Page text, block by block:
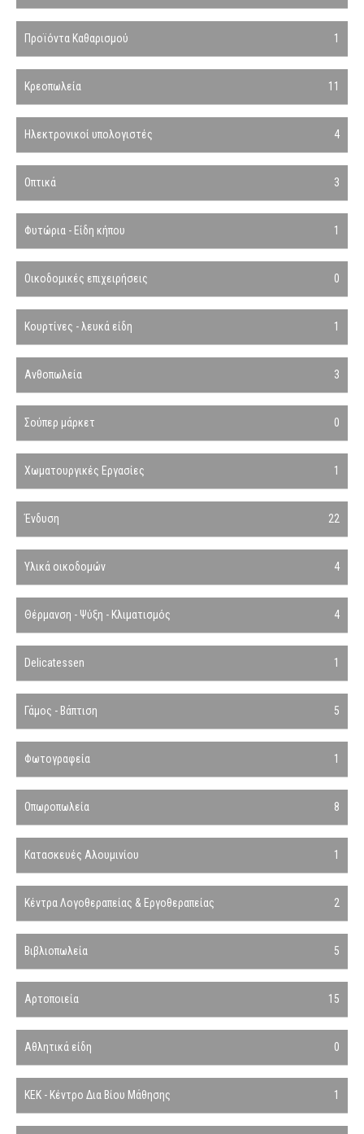
Προϊόντα Καθαρισμού 1
Κρεοπωλεία 11
Ηλεκτρονικοί υπολογιστές 4
Οπτικά 3
Φυτώρια - Είδη κήπου 1
Οικοδομικές επιχειρήσεις 0
Κουρτίνες - λευκά είδη 1
Ανθοπωλεία 3
Σούπερ μάρκετ 0
Χωματουργικές Εργασίες 1
Ένδυση 22
Υλικά οικοδομών 4
Θέρμανση - Ψύξη - Κλιματισμός 4
Delicatessen 1
Γάμος - Βάπτιση 5
Φωτογραφεία 1
Οπωροπωλεία 8
Κατασκευές Αλουμινίου 1
Κέντρα Λογοθεραπείας & Εργοθεραπείας 2
Βιβλιοπωλεία 5
Αρτοποιεία 15
Αθλητικά είδη 0
ΚΕΚ - Κέντρο Δια Βίου Μάθησης 1